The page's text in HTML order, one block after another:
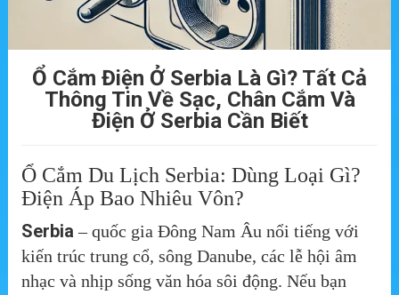
Ổ Cắm Điện Ở Serbia Là Gì? Tất Cả
Thông Tin Về Sạc, Chân Cắm Và
Điện Ở Serbia Cần Biết
Ổ Cắm Du Lịch Serbia: Dùng Loại Gì?
Điện Áp Bao Nhiêu Vôn?
Serbia – quốc gia Đông Nam Âu nổi tiếng với
kiến trúc trung cổ, sông Danube, các lễ hội âm
nhạc và nhịp sống văn hóa sôi động. Nếu bạn